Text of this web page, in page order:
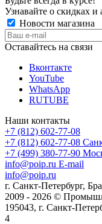
Узнавайте о скидках
Новости магазина
Оставайтесь на связи
Вконтакте
YouTube
WhatsApp
RUTUBE
Наши контакты
+7 (812) 602-77-08
+7 (812) 602-77-08
+7 (499) 380-77-90
info@poip.ru E-mail
info@poip.ru
г. Санкт-Петербург,
2009 - 2026 ©
195043, г. Санкт-
4